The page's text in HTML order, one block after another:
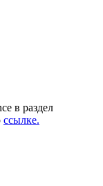
в раздел
ссылке.